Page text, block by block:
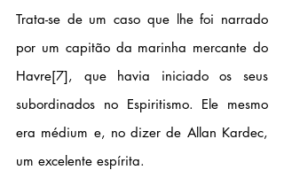
Trata-se de um caso que lhe foi narrado
por um capitão da marinha mercante do
Havre[7], que havia iniciado os seus
subordinados no Espiritismo. Ele mesmo
era médium e, no dizer de Allan Kardec,
um excelente espírita.